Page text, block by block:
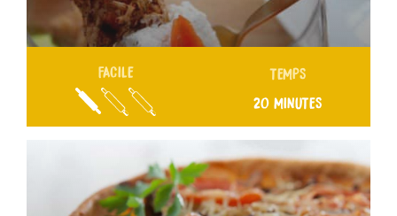
FACILE TEMPS
20 MINUTES